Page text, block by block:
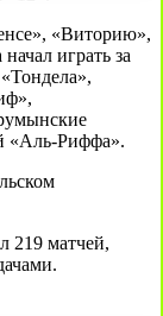
«Виторию»,
играть за
«Аль-Риффа».
219 матчей,